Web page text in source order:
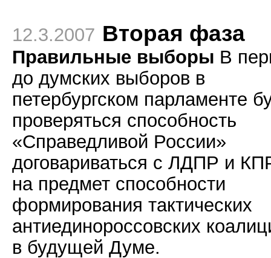
12.3.2007 Вторая фаза
Правильные выборы В
до думских выборов в
петербургском парламенте
проверяться способность
«Справедливой России»
договариваться с ЛДПР и
на предмет способности
формирования тактических
антиединороссовских
в будущей Думе.